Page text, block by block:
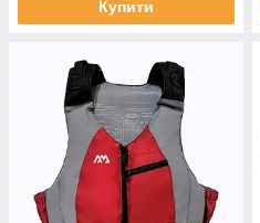
Купити